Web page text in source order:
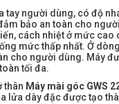
tay người dùng, có độ
bảo an toàn cho
cách nhiệt ở mức
mức thấp nhất. Ở
cho người dùng. Máy
tối đa.
thân Máy mài góc GWS
lửa dày đặc được tạo